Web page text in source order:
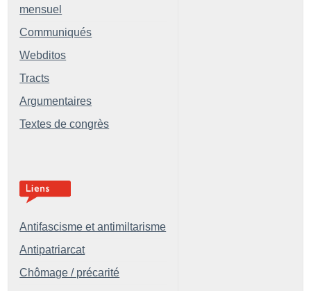
mensuel
Communiqués
Webditos
Tracts
Argumentaires
Textes de congrès
Antifascisme et antimiltarisme
Antipatriarcat
Chômage / précarité